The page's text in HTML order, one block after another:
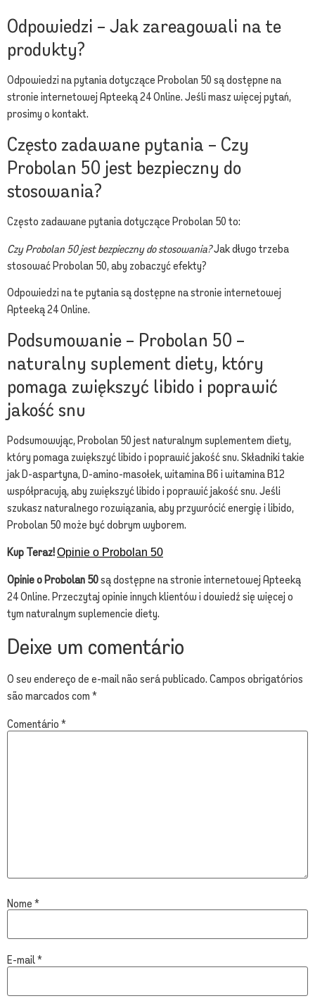
Odpowiedzi – Jak zareagowali na te
produkty?
Odpowiedzi na pytania dotyczące Probolan 50 są dostępne na
stronie internetowej Apteeką 24 Online. Jeśli masz więcej pytań,
prosimy o kontakt.
Często zadawane pytania – Czy
Probolan 50 jest bezpieczny do
stosowania?
Często zadawane pytania dotyczące Probolan 50 to:
Czy Probolan 50 jest bezpieczny do stosowania?Jak długo trzeba
stosować Probolan 50, aby zobaczyć efekty?
Odpowiedzi na te pytania są dostępne na stronie internetowej
Apteeką 24 Online.
Podsumowanie – Probolan 50 –
naturalny suplement diety, który
pomaga zwiększyć libido i poprawić
jakość snu
Podsumowując, Probolan 50 jest naturalnym suplementem diety,
który pomaga zwiększyć libido i poprawić jakość snu. Składniki takie
jak D-aspartyna, D-amino-masołek, witamina B6 i witamina B12
współpracują, aby zwiększyć libido i poprawić jakość snu. Jeśli
szukasz naturalnego rozwiązania, aby przywrócić energię i libido,
Probolan 50 może być dobrym wyborem.
Kup Teraz!Opinie o Probolan 50
Opinie o Probolan 50są dostępne na stronie internetowej Apteeką
24 Online. Przeczytaj opinie innych klientów i dowiedź się więcej o
tym naturalnym suplemencie diety.
Deixe um comentário
O seu endereço de e-mail não será publicado. Campos obrigatórios
são marcados com *
Comentário *
Nome *
E-mail*